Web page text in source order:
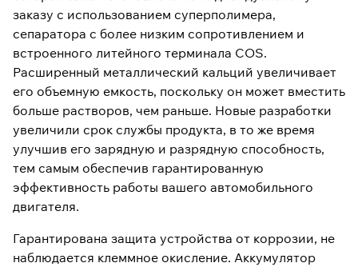
заказу с использованием суперполимера,
сепаратора с более низким сопротивлением и
встроенного литейного терминала COS.
Расширенный металлический кальций увеличивает
его объемную емкость, поскольку он может вместить
больше растворов, чем раньше. Новые разработки
увеличили срок службы продукта, в то же время
улучшив его зарядную и разрядную способность,
тем самым обеспечив гарантированную
эффективность работы вашего автомобильного
двигателя.
Гарантирована защита устройства от коррозии, не
наблюдается клеммное окисление. Аккумулятор